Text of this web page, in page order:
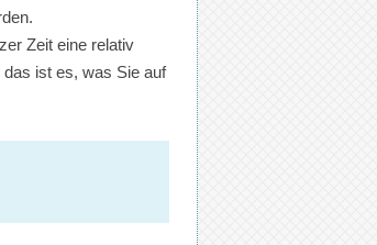
Zeit eine relativ
ist es, was Sie auf